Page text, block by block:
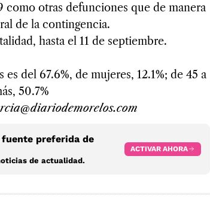
como otras defunciones que de manera
de la contingencia.
hasta el 11 de septiembre.
del 67.6%, de mujeres, 12.1%; de 45 a
50.7%
preferida de
de actualidad.
ACTIVAR AHORA